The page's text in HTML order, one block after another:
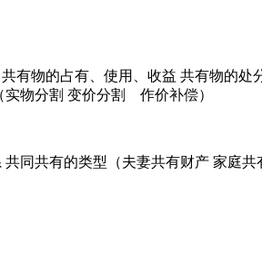
的占有、使用、收益 共有物的处
物分割 变价分割 作价补偿）
共有的类型（夫妻共有财产 家庭共